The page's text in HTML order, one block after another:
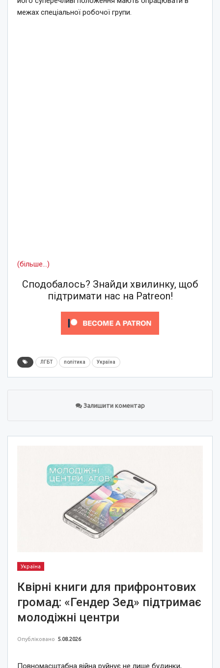
межах спеціальної робочої групи.
(більше…)
Сподобалось? Знайди хвилинку, щоб
підтримати нас на Patreon!
ЛГБТ політика Україна
Залишити коментар
Україна
Квірні книги для прифронтових
громад: «Гендер Зед» підтримає
молодіжні центри
Опубліковано 5.08.2026
Повномасштабна війна руйнує не лише будинки,